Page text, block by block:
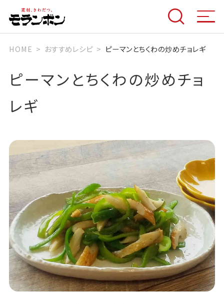
HOME おすすめレシピ ピーマンとちくわの炒めチョレギ
ピーマンとちくわの炒めチョ
レギ